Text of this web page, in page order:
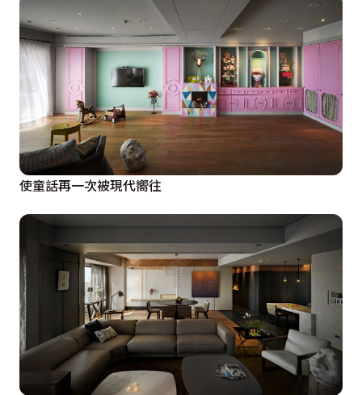
使童話再一次被現代嚮往